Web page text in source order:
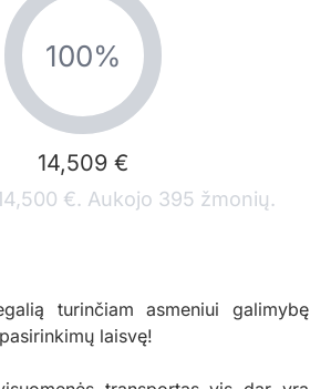
100%
14,509 €
€. Aukojo 395 žmonių.
turinčiam asmeniui galimybę
laisvę!